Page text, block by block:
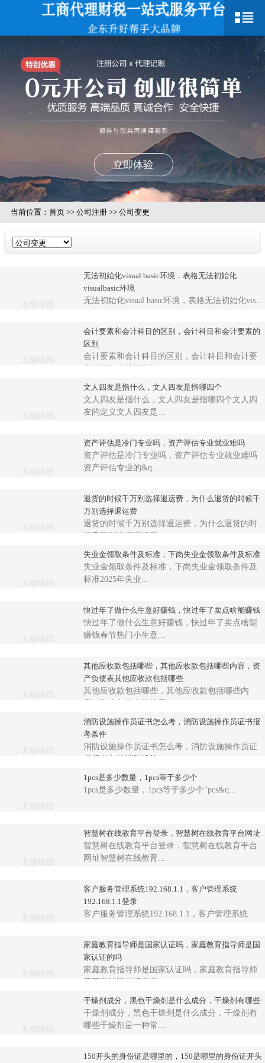
当前位置： 首页>> 公司注册>> 公司变更
无法初始化visual basic环境，表格无法初始化
visualbasic环境
无法初始化visual basic环境，表格无法初始化vis...
会计要素和会计科目的区别，会计科目和会计要素的
区别
会计要素和会计科目的区别，会计科目和会计要
文人四友是指什么，文人四友是指哪四个
文人四友是指什么，文人四友是指哪四个文人四
友的定义文人四友是...
资产评估是冷门专业吗，资产评估专业就业难吗
资产评估是冷门专业吗，资产评估专业就业难吗
资产评估专业的&q...
退货的时候千万别选择退运费，为什么退货的时候千
万别选择退运费
退货的时候千万别选择退运费，为什么退货的时
失业金领取条件及标准，下岗失业金领取条件及标准
失业金领取条件及标准，下岗失业金领取条件及
标准2025年失业...
快过年了做什么生意好赚钱，快过年了卖点啥能赚钱
快过年了做什么生意好赚钱，快过年了卖点啥能
赚钱春节热门小生意...
其他应收款包括哪些，其他应收款包括哪些内容，资
产负债表其他应收款包括哪些
其他应收款包括哪些，其他应收款包括哪些内
消防设施操作员证书怎么考，消防设施操作员证书报
考条件
消防设施操作员证书怎么考，消防设施操作员证
1pcs是多少数量，1pcs等于多少个
1pcs是多少数量，1pcs等于多少个"pcs&q...
智慧树在线教育平台登录，智慧树在线教育平台网址
智慧树在线教育平台登录，智慧树在线教育平台
网址智慧树在线教育...
客户服务管理系统192.168.1.1，客户管理系统
192.168.1.1登录
客户服务管理系统192.168.1.1，客户管理系统
家庭教育指导师是国家认证吗，家庭教育指导师是国
家认证的吗
家庭教育指导师是国家认证吗，家庭教育指导师
干燥剂成分，黑色干燥剂是什么成分，干燥剂有哪些
干燥剂成分，黑色干燥剂是什么成分，干燥剂有
哪些干燥剂是一种常...
150开头的身份证是哪里的，150是哪里的身份证开头